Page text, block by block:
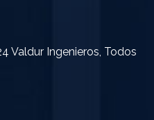
Valdur Ingenieros, Todos